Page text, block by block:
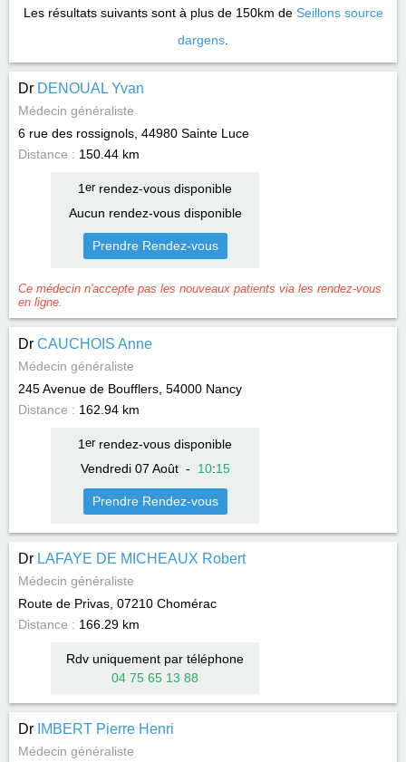
Les résultats suivants sont à plus de 150km de Seillons source
dargens
Dr DENOUAL Yvan
Médecin généraliste
6 rue des rossignols, 44980 Sainte Luce
Distance : 150.44 km
1 errendez-vous disponible
Aucun rendez-vous disponible
Prendre Rendez-vous
Ce médecin n'accepte pas les nouveaux patients via les rendez-vous
en ligne.
Dr CAUCHOIS Anne
Médecin généraliste
245 Avenue de Boufflers, 54000 Nancy
Distance : 162.94 km
1 errendez-vous disponible
Vendredi 07 Août- 10:15
Prendre Rendez-vous
Dr LAFAYE DE MICHEAUX Robert
Médecin généraliste
Route de Privas, 07210 Chomérac
Distance : 166.29 km
Rdv uniquement par téléphone
04 75 65 13 88
Dr IMBERT Pierre Henri
Médecin généraliste